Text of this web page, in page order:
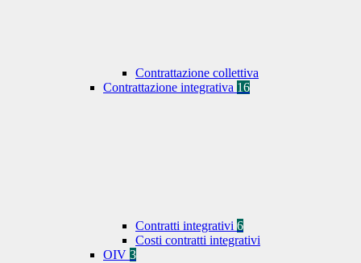
Contrattazione collettiva
Contrattazione integrativa 16
Contratti integrativi 6
Costi contratti integrativi
OIV 3